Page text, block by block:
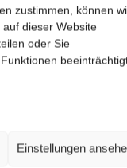
zustimmen, können
dieser Website
oder Sie
Einstellungen
52 Jahre alte
eine
„Limbo
führte,